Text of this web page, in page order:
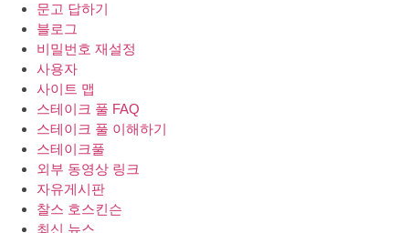
문고 답하기
블로그
비밀번호 재설정
사용자
사이트 맵
스테이크 풀 FAQ
스테이크 풀 이해하기
스테이크풀
외부 동영상 링크
자유게시판
찰스 호스킨슨
최신 뉴스